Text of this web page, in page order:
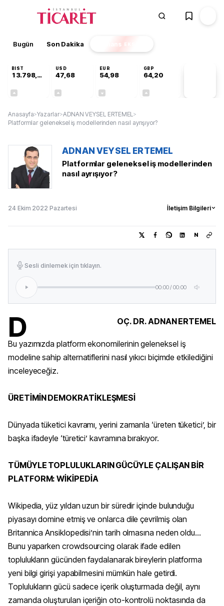
Bugün Son Dakika Finans EKSTRA
BIST
13.798,82
USD
47,68
EUR
54,98
GBP
64,20
Anasayfa>Yazarlar>ADNAN VEYSEL ERTEMEL>
Platformlar geleneksel iş modellerinden nasıl ayrışıyor?
ADNAN VEYSEL ERTEMEL
Platformlar geleneksel iş modellerinden
nasıl ayrışıyor?
24 Ekim 2022 Pazartesi İletişim Bilgileri
N
Sesli dinlemek için tıklayın.
00:00/00:00
D OÇ. DR. ADNAN ERTEMEL
Bu yazımızda platform ekonomilerinin geleneksel iş
modeline sahip alternatiflerini nasıl yıkıcı biçimde etkilediğini
inceleyeceğiz.
ÜRETİMİN DEMOKRATİKLEŞMESİ
Dünyada tüketici kavramı, yerini zamanla ‘üreten tüketici’, bir
başka ifadeyle ‘türetici’ kavramına bırakıyor.
TÜMÜYLE TOPLULUKLARIN GÜCÜYLE ÇALIŞAN BİR
PLATFORM: WİKİPEDİA
Wikipedia, yüz yıldan uzun bir süredir içinde bulunduğu
piyasayı domine etmiş ve onlarca dile çevrilmiş olan
Britannica Ansiklopedisi’nin tarih olmasına neden oldu…
Bunu yaparken crowdsourcing olarak ifade edilen
toplulukların gücünden faydalanarak bireylerin platforma
yeni bilgi girişi yapabilmesini mümkün hale getirdi.
Toplulukların gücü sadece içerik oluşturmada değil, aynı
zamanda oluşturulan içeriğin oto-kontrolü noktasında da